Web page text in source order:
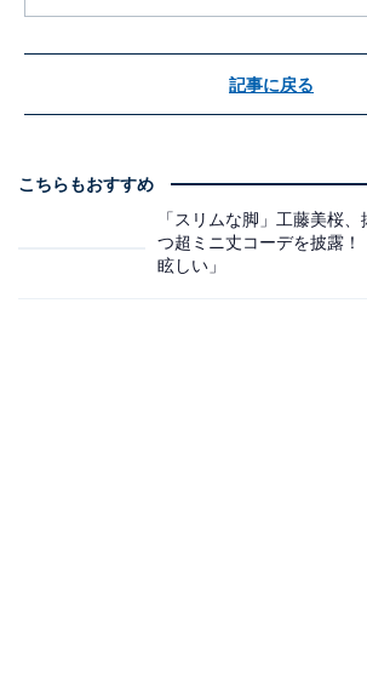
記事に戻る
こちらもおすすめ
「スリムな脚」工藤美桜
つ超ミニ丈コーデを披露
眩しい」